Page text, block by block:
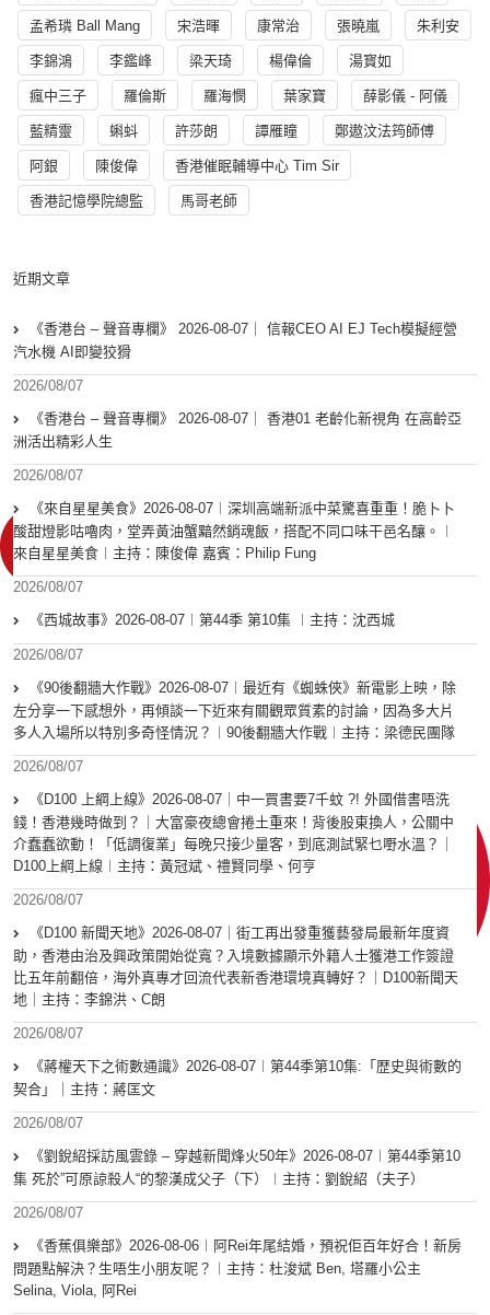
孟希璘 Ball Mang 宋浩暉 康常治 張曉嵐 朱利安
李錦鴻 李鑑峰 梁天琦 楊偉倫 湯寳如
瘋中三子 羅倫斯 羅海憫 葉家寶 薛影儀 - 阿儀
藍精靈 蝌蚪 許莎朗 譚雁瞳 鄭遨汶法筠師傅
阿銀 陳俊偉 香港催眠輔導中心 Tim Sir
香港記憶學院總監 馬哥老師
近期文章
《香港台 – 聲音專欄》 2026-08-07｜ 信報CEO AI EJ Tech模擬經營
汽水機 AI即變狡猾
2026/08/07
《香港台 – 聲音專欄》 2026-08-07｜ 香港01 老齡化新視角 在高齡亞
洲活出精彩人生
2026/08/07
《來自星星美食》2026-08-07︱深圳高端新派中菜驚喜重重！脆卜卜
酸甜燈影咕嚕肉，堂弄黃油蟹黯然銷魂飯，搭配不同口味干邑名釀。︱
來自星星美食︱主持：陳俊偉 嘉賓：Philip Fung
2026/08/07
《西城故事》2026-08-07︱第44季 第10集 ︱主持：沈西城
2026/08/07
《90後翻牆大作戰》2026-08-07︱最近有《蜘蛛俠》新電影上映，除
左分享一下感想外，再傾談一下近來有關觀眾質素的討論，因為多大片
多人入場所以特別多奇怪情況？︱90後翻牆大作戰︱主持：梁德民團隊
2026/08/07
《D100 上綱上線》2026-08-07｜中一買書要7千蚊 ?! 外國借書唔洗
錢！香港幾時做到？｜大富豪夜總會捲土重來！背後股東換人，公關中
介蠢蠢欲動！「低調復業」每晚只接少量客，到底測試緊乜嘢水溫？｜
D100上綱上線︱主持：黃冠斌、禮賢同學、何亨
2026/08/07
《D100 新聞天地》2026-08-07｜街工再出發重獲藝發局最新年度資
助，香港由治及興政策開始從寬？入境數據顯示外籍人士獲港工作簽證
比五年前翻倍，海外真專才回流代表新香港環境真轉好？｜D100新聞天
地｜主持：李錦洪、C朗
2026/08/07
《蔣權天下之術數通識》2026-08-07︱第44季第10集:「歴史與術數的
契合」｜主持：蔣匡文
2026/08/07
《劉銳紹採訪風雲錄 – 穿越新聞烽火50年》2026-08-07︱第44季第10
集 死於”可原諒殺人“的黎漢成父子（下）︱主持：劉銳紹（夫子）
2026/08/07
《香蕉俱樂部》2026-08-06︱阿Rei年尾結婚，預祝佢百年好合！新房
問題點解決？生唔生小朋友呢？︱主持：杜浚斌 Ben, 塔羅小公主
Selina, Viola, 阿Rei